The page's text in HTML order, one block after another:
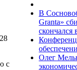
с
В
Granta»
скончался
Олег